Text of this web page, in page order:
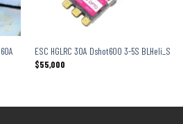
ESC HGLRC 30A Dshot600 3-5S BLHeli_S
$55,000